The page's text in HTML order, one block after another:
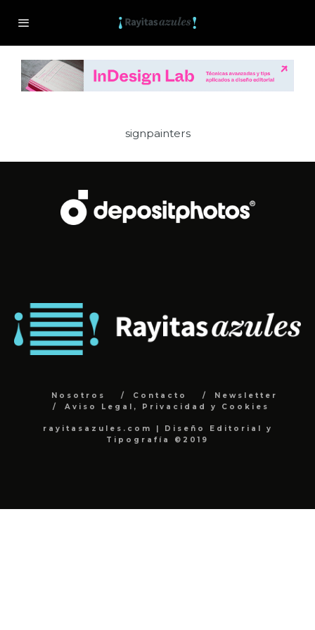
signpainters
Nosotros Contacto
Newsletter
Aviso Legal, Privacidad y Cookies
rayitasazules.com | Diseño Editorial y
Tipografía ©2019